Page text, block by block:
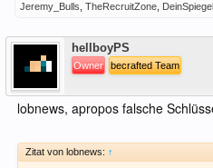
Jeremy_Bulls TheRecruitZone
hellboyPS
Owner becrafted Team
lobnews, apropos falsche
Zitat von lobnews: ↑